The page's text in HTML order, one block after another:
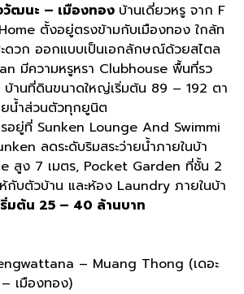
วัฒนะ – เมืองทอง บ้านเดี่ยวหรู จาก F
ตั้งอยู่ตรงข้ามกับเมืองทอง ใกล้ท
ดวก ออกแบบเป็นเอกลักษณ์ด้วยสไตล
มีความหรูหรา Clubhouse พื้นที่รว
บ้านที่ดินขนาดใหญ่เริ่มต้น 89 – 192 ตา
ยน้ำส่วนตัวทุกยูนิต
อยู่ที่ Sunken Lounge And Swimmi
ลดระดับริมสระว่ายน้ำภายในบ้า
สูง 7 เมตร, Pocket Garden ที่ชั้น 2
กับตัวบ้าน และห้อง Laundry ภายในบ้า
ริ่มต้น 25 – 40 ล้านบาท
– Muang Thong (เดอะ
เมืองทอง)